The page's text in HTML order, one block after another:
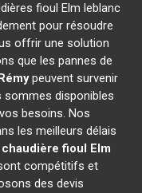
fioul Elm leblanc
pour résoudre
offrir une solution
que les pannes de
peuvent survenir
disponibles
besoins. Nos
les meilleurs délais
chaudière fioul Elm
compétitifs et
des devis